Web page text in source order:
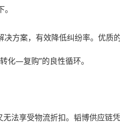
方案，有效降低纠纷率。优质
化—复购”的良性循环。
法享受物流折扣。韬博供应链